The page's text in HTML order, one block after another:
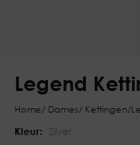
Legend
Home/ Dames/ Kettingen/
Kleur: Zilver